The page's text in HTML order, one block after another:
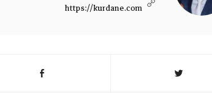
https://kurdane.com